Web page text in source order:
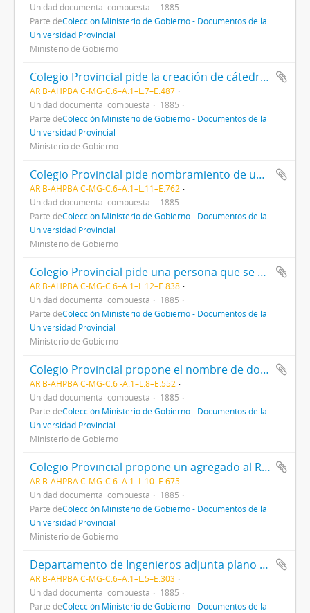
Unidad documental compuesta
1885
Parte deColección Ministerio de Gobierno - Documentos de la
Universidad Provincial
Ministerio de Gobierno
Colegio Provincial pide la creación de cátedras y aumento de remuneraciones
AR B-AHPBA C-MG-C.6–A.1–L.7–E.487
Unidad documental compuesta
1885
Parte deColección Ministerio de Gobierno - Documentos de la
Universidad Provincial
Ministerio de Gobierno
Colegio Provincial pide nombramiento de un ayudante y ordenanza
AR B-AHPBA C-MG-C.6–A.1–L.11–E.762
Unidad documental compuesta
1885
Parte deColección Ministerio de Gobierno - Documentos de la
Universidad Provincial
Ministerio de Gobierno
Colegio Provincial pide una persona que se haga cargo del cobro y pago de planillas
AR B-AHPBA C-MG-C.6–A.1–L.12–E.838
Unidad documental compuesta
1885
Parte deColección Ministerio de Gobierno - Documentos de la
Universidad Provincial
Ministerio de Gobierno
Colegio Provincial propone el nombre de dos profesores
AR B-AHPBA C-MG-C.6 -A.1–L.8–E.552
Unidad documental compuesta
1885
Parte deColección Ministerio de Gobierno - Documentos de la
Universidad Provincial
Ministerio de Gobierno
Colegio Provincial propone un agregado al Reglamento interno sobre inasistencias
AR B-AHPBA C-MG-C.6–A.1–L.10–E.675
Unidad documental compuesta
1885
Parte deColección Ministerio de Gobierno - Documentos de la
Universidad Provincial
Ministerio de Gobierno
Departamento de Ingenieros adjunta plano del Observatorio Astronómico (1 plano)
AR B-AHPBA C-MG-C.6–A.1–L.5–E.303
Unidad documental compuesta
1885
Parte deColección Ministerio de Gobierno - Documentos de la